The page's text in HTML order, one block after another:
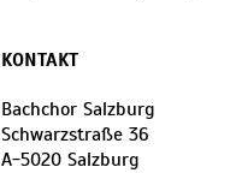
KONTAKT
Bachchor Salzburg
Schwarzstraße 36
A-5020 Salzburg